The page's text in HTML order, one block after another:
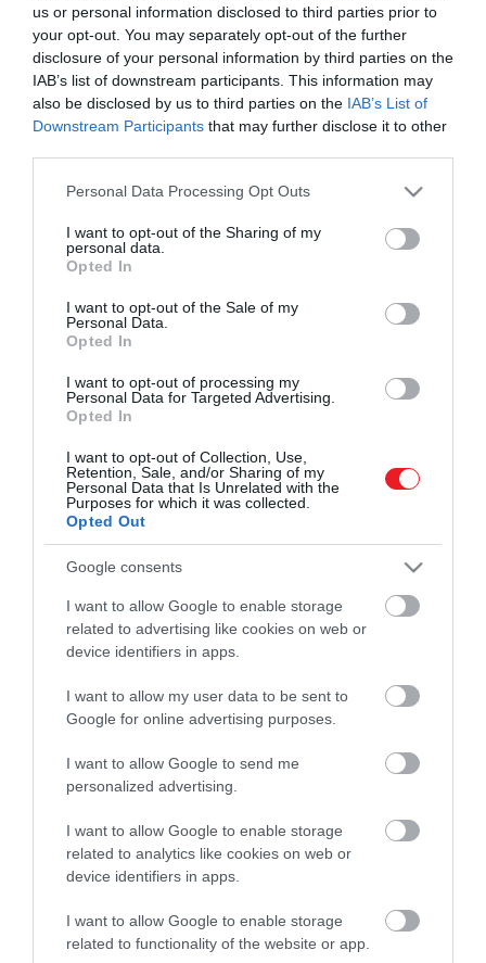
us or personal information disclosed to third parties prior to
your opt-out. You may separately opt-out of the further
disclosure of your personal information by third parties on the
IAB’s list of downstream participants. This information may
also be disclosed by us to third parties on the IAB’s List of
Downstream Participants that may further disclose it to other
Please note that this website/app uses one or more Google
not limited to your visit or usage behaviour. You may click to
grant or deny consent to Google and its third-party tags to
use your data for below specified purposes in below Google
consent section.
Personal Data Processing Opt Outs
I want to opt-out of the Sharing of my
personal data.
Opted In
I want to opt-out of the Sale of my
Personal Data.
Opted In
I want to opt-out of processing my
Personal Data for Targeted Advertising.
Opted In
I want to opt-out of Collection, Use,
Retention, Sale, and/or Sharing of my
Personal Data that Is Unrelated with the
Purposes for which it was collected.
Opted Out
Google consents
I want to allow Google to enable storage
related to advertising like cookies on web or
device identifiers in apps.
I want to allow my user data to be sent to
Google for online advertising purposes.
I want to allow Google to send me
personalized advertising.
I want to allow Google to enable storage
related to analytics like cookies on web or
device identifiers in apps.
I want to allow Google to enable storage
related to functionality of the website or app.
A veganizmus egyre népszerűbb az
emberek körében, bár a vélemények a
mai napig megoszlanak a minden állati
eredetű élelmiszert elutasító táplálkozási
formával kapcsolatban. Akadnak
kutatások, melyek pozitív egészségügyi
hatásokról számolnak be az étrendet
5 hasznos tipp, ha vegán
életmódra váltanál
TURI DÁNIEL
Művelődj, szórakozz, kíváncsiskodj, kóstolgass
és ismerd meg a Hamu és Gyémánt világát!
ROVATOK
Kultúra
Tudomány
Gasztronómia